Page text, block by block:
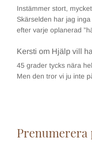
Instämmer stort,
Skärselden har jag
efter varje oplanerad
Kersti om Hjälp vill
45 grader tycks nära
Men den tror vi ju inte